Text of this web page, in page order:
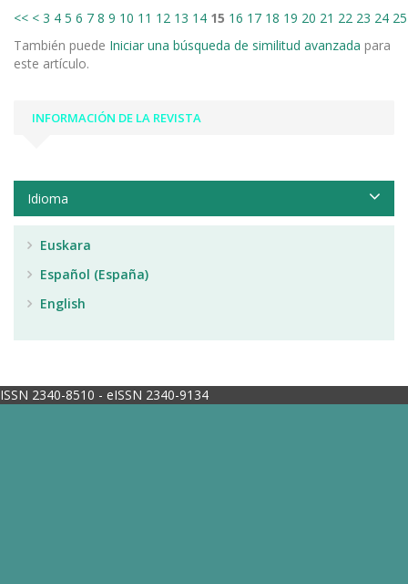
<< < 3 4 5 6 7 8 9 10 11 12 13 14 15 16 17 18 19 20 21 22 23 24 25
También puede Iniciar una búsqueda de similitud avanzada para
este artículo.
INFORMACIÓN DE LA REVISTA
Idioma
Euskara
Español (España)
English
ISSN 2340-8510 - eISSN 2340-9134